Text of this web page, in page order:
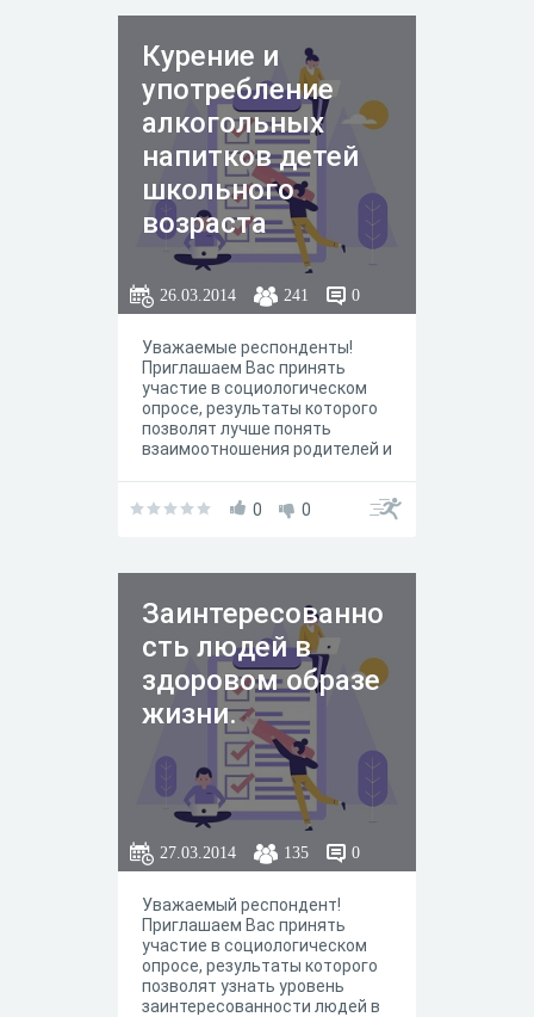
Курение и
употребление
алкогольных
напитков детей
школьного
возраста
26.03.2014 241 0
Уважаемые респонденты!
Приглашаем Вас принять
участие в социологическом
опросе, результаты которого
позволят лучше понять
взаимоотношения родителей и
результаты будут
за участие.
0 0
Заинтересованно
сть людей в
здоровом образе
жизни.
27.03.2014 135 0
Уважаемый респондент!
Приглашаем Вас принять
участие в социологическом
опросе, результаты которого
позволят узнать уровень
заинтересованности людей в